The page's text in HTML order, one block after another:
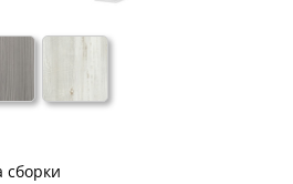
сборки